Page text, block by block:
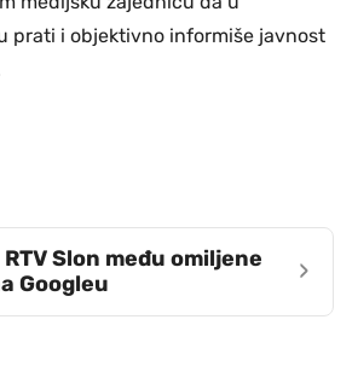
prati i objektivno informiše javnost
Slon među omiljene
Googleu
›